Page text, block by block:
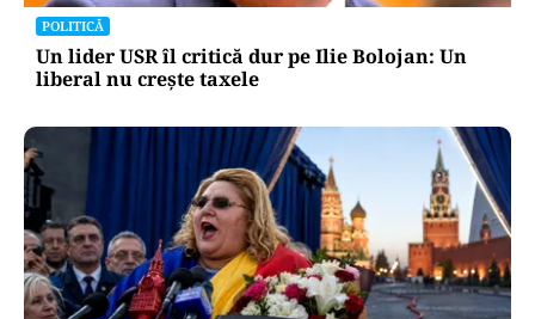
POLITICĂ
Un lider USR îl critică dur pe Ilie Bolojan: Un
liberal nu crește taxele